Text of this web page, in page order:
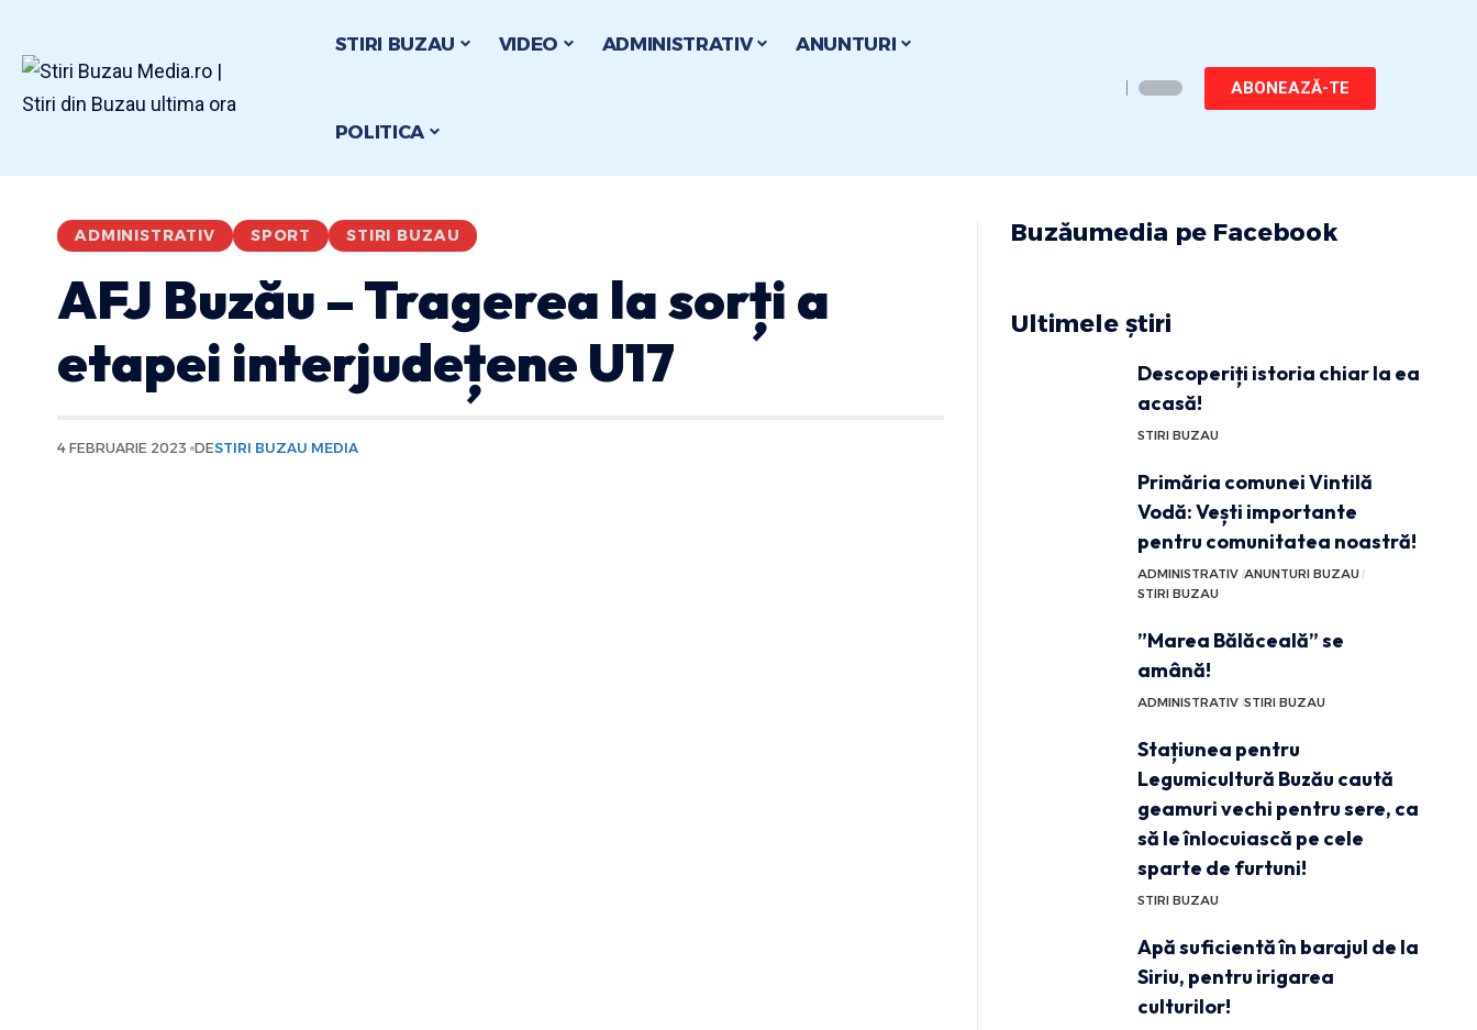
STIRI BUZAU VIDEO ADMINISTRATIV ANUNTURI
POLITICA
ABONEAZĂ-TE
ADMINISTRATIV SPORT STIRI BUZAU
AFJ Buzău – Tragerea la sorți a
etapei interjudețene U17
4 FEBRUARIE 2023 DESTIRI BUZAU MEDIA
Buzăumedia pe Facebook
Ultimele știri
Descoperiți istoria chiar la ea
acasă!
STIRI BUZAU
Primăria comunei Vintilă
Vodă: Vești importante
pentru comunitatea noastră!
ADMINISTRATIV ANUNTURI BUZAU
STIRI BUZAU
”Marea Bălăceală” se
amână!
ADMINISTRATIV STIRI BUZAU
Stațiunea pentru
Legumicultură Buzău caută
geamuri vechi pentru sere, ca
să le înlocuiască pe cele
sparte de furtuni!
STIRI BUZAU
Apă suficientă în barajul de la
Siriu, pentru irigarea
culturilor!